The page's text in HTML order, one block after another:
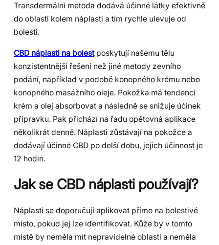
Transdermální metoda dodává účinné látky efektivně
do oblasti kolem náplasti a tím rychle ulevuje od
bolesti.
CBD náplasti na bolestposkytují našemu tělu
konzistentnější řešení než jiné metody zevního
podání, například v podobě konopného krému nebo
konopného masážního oleje. Pokožka má tendenci
krém a olej absorbovat a následně se snižuje účinek
přípravku. Pak přichází na řadu opětovná aplikace
několikrát denně. Náplasti zůstávají na pokožce a
dodávají účinné CBD po delší dobu, jejich účinnost je
12 hodin.
Jak se CBD náplasti používají?
Náplasti se doporučují aplikovat přímo na bolestivé
místo, pokud jej lze identifikovat. Kůže by v tomto
místě by neměla mít nepravidelné oblasti a neměla